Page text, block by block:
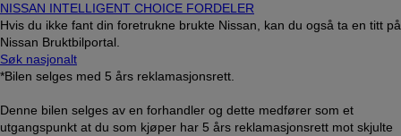
NISSAN INTELLIGENT CHOICE FORDELER
Hvis du ikke fant din foretrukne brukte Nissan, kan du også ta en titt på
Nissan Bruktbilportal.
Søk nasjonalt
*Bilen selges med 5 års reklamasjonsrett.
Denne bilen selges av en forhandler og dette medfører som et
utgangspunkt at du som kjøper har 5 års reklamasjonsrett mot skjulte